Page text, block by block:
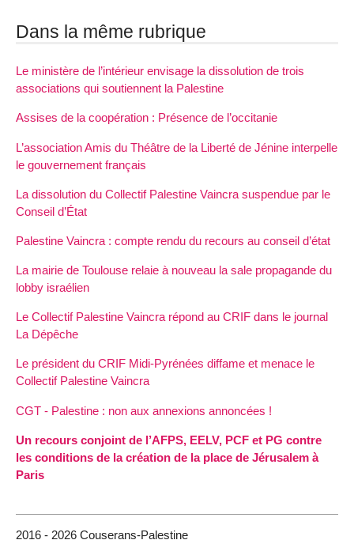
Dans la même rubrique
Le ministère de l’intérieur envisage la dissolution de trois
associations qui soutiennent la Palestine
Assises de la coopération : Présence de l’occitanie
L’association Amis du Théâtre de la Liberté de Jénine interpelle
le gouvernement français
La dissolution du Collectif Palestine Vaincra suspendue par le
Conseil d’État
Palestine Vaincra : compte rendu du recours au conseil d’état
La mairie de Toulouse relaie à nouveau la sale propagande du
lobby israélien
Le Collectif Palestine Vaincra répond au CRIF dans le journal
La Dépêche
Le président du CRIF Midi-Pyrénées diffame et menace le
Collectif Palestine Vaincra
CGT - Palestine : non aux annexions annoncées !
Un recours conjoint de l’AFPS, EELV, PCF et PG contre
les conditions de la création de la place de Jérusalem à
Paris
2016 - 2026 Couserans-Palestine